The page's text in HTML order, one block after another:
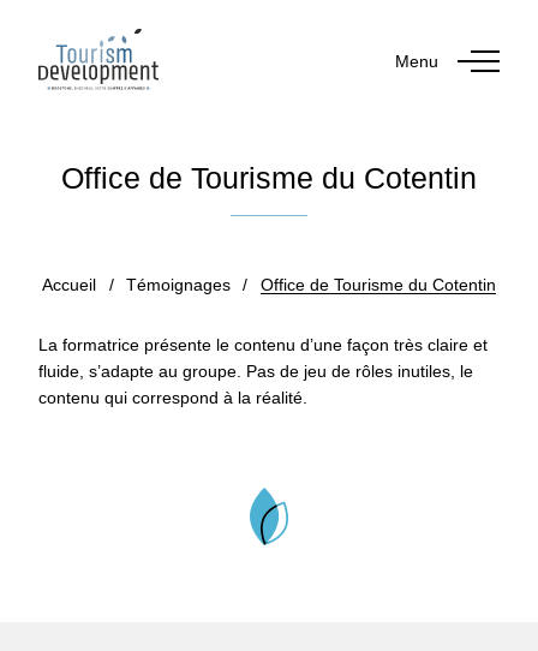
Menu
Office de Tourisme du Cotentin
Accueil / Témoignages / Office de Tourisme du Cotentin
La formatrice présente le contenu d’une façon très claire et
fluide, s’adapte au groupe. Pas de jeu de rôles inutiles, le
contenu qui correspond à la réalité.